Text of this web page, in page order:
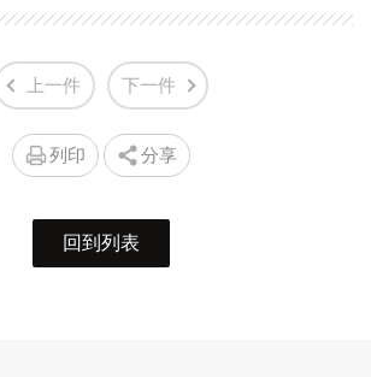
上一件 下一件
列印 分享
回到列表